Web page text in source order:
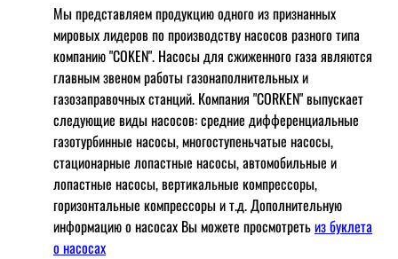
Мы представляем продукцию одного из признанных
мировых лидеров по производству насосов разного типа
компанию "COKEN". Насосы для сжиженного газа являются
главным звеном работы газонаполнительных и
газозаправочных станций. Компания "CORKEN" выпускает
следующие виды насосов: cредние дифференциальные
газотурбинные насосы, многоступеньчатые насосы,
стационарные лопастные насосы, автомобильные и
лопaстные насосы, вертикальные компрессоры,
горизонтальные компрессоры и т.д. Дополнительную
информацию о насосах Вы можете просмотретьиз буклета
о насосах